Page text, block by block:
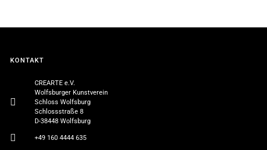
KONTAKT
CREARTE e.V.
Wolfsburger Kunstverein
Schloss Wolfsburg
Schlossstraße 8
D-38448 Wolfsburg
+49 160 4444 635